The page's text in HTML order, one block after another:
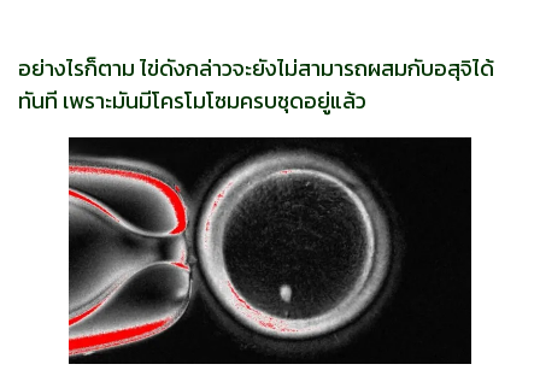
อย่างไรก็ตาม ไข่ดังกล่าวจะยังไม่สามารถผสมกับอสุจิได้
ทันที เพราะมันมีโครโมโซมครบชุดอยู่แล้ว